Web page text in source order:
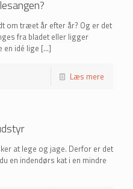
om træet år efter år? Og er det
fra bladet eller ligger
en idé lige […]
Læs mere
at lege og jage. Derfor er det
en indendørs kat i en mindre